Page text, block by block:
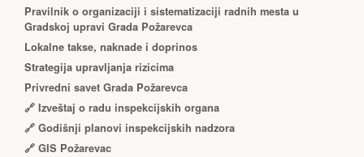
Pravilnik o organizaciji i sistematizaciji radnih mesta u
Gradskoj upravi Grada Požarevca
Lokalne takse, naknade i doprinos
Strategija upravljanja rizicima
Privredni savet Grada Požarevca
🔗 Izveštaj o radu inspekcijskih organa
🔗 Godišnji planovi inspekcijskih nadzora
🔗 GIS Požarevac